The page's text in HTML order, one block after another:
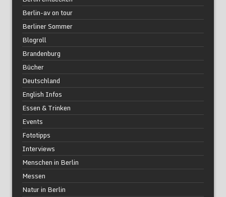
Berlin-av on tour
Berliner Sommer
Blogroll
Brandenburg
Bücher
Deutschland
English Infos
Essen & Trinken
Events
Fototipps
Interviews
Menschen in Berlin
Messen
Natur in Berlin